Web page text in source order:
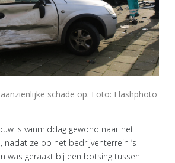
schade op. Foto: Flashphoto
is vanmiddag gewond naar het
nadat ze op het bedrijventerrein ’s-
was geraakt bij een botsing tussen